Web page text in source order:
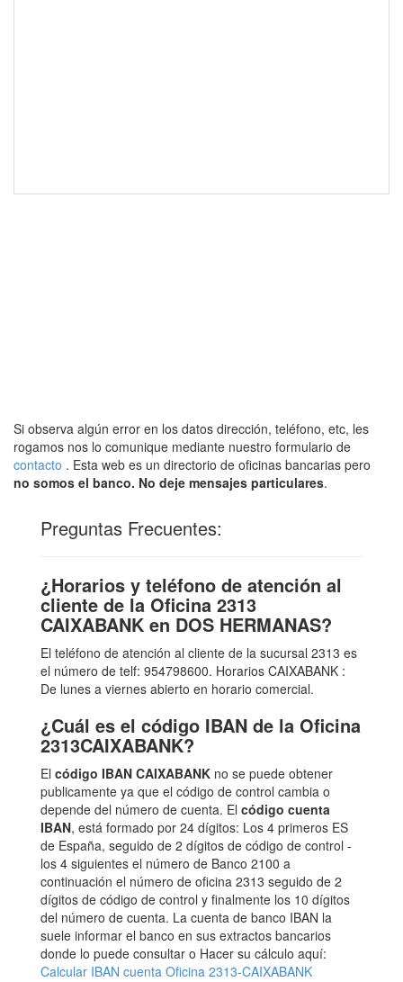
Si observa algún error en los datos dirección, teléfono, etc, les
rogamos nos lo comunique mediante nuestro formulario de
contacto . Esta web es un directorio de oficinas bancarias pero
no somos el banco. No deje mensajes particulares.
Preguntas Frecuentes:
¿Horarios y teléfono de atención al
cliente de la Oficina 2313
CAIXABANK en DOS HERMANAS?
El teléfono de atención al cliente de la sucursal 2313 es
el número de telf: 954798600. Horarios CAIXABANK :
De lunes a viernes abierto en horario comercial.
¿Cuál es el código IBAN de la Oficina
2313CAIXABANK?
El código IBAN CAIXABANK no se puede obtener
publicamente ya que el código de control cambia o
depende del número de cuenta. El código cuenta
IBAN, está formado por 24 dígitos: Los 4 primeros ES
de España, seguido de 2 dígitos de código de control -
los 4 siguientes el número de Banco 2100 a
continuación el número de oficina 2313 seguido de 2
dígitos de código de control y finalmente los 10 dígitos
del número de cuenta. La cuenta de banco IBAN la
suele informar el banco en sus extractos bancarios
donde lo puede consultar o Hacer su cálculo aquí:
Calcular IBAN cuenta Oficina 2313-CAIXABANK